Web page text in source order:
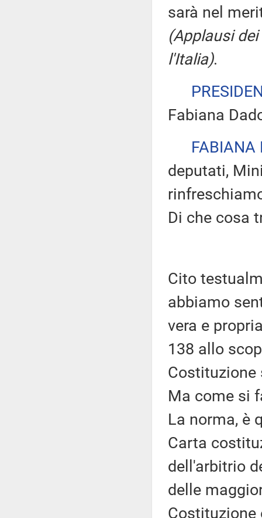
sarà nel
(Applausi
l'Italia).
Fabiana
FABIANA
deputati,
Di che cosa
Cito
abbiamo
vera e
138 allo
Costituzione
Ma come si
La norma, è
Carta
dell'arbitrio
delle
Costituzione